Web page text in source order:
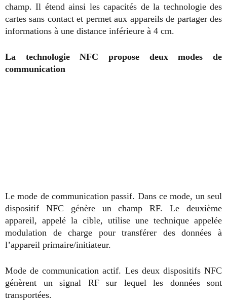
champ. Il étend ainsi les capacités de la technologie des
cartes sans contact et permet aux appareils de partager des
informations à une distance inférieure à 4 cm.
La technologie NFC propose deux modes de
communication
Le mode de communication passif. Dans ce mode, un seul
dispositif NFC génère un champ RF. Le deuxième
appareil, appelé la cible, utilise une technique appelée
modulation de charge pour transférer des données à
l’appareil primaire/initiateur.
Mode de communication actif. Les deux dispositifs NFC
génèrent un signal RF sur lequel les données sont
transportées.